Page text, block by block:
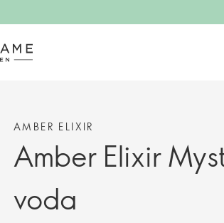
AMBER ELIXIR
Amber Elixir
voda